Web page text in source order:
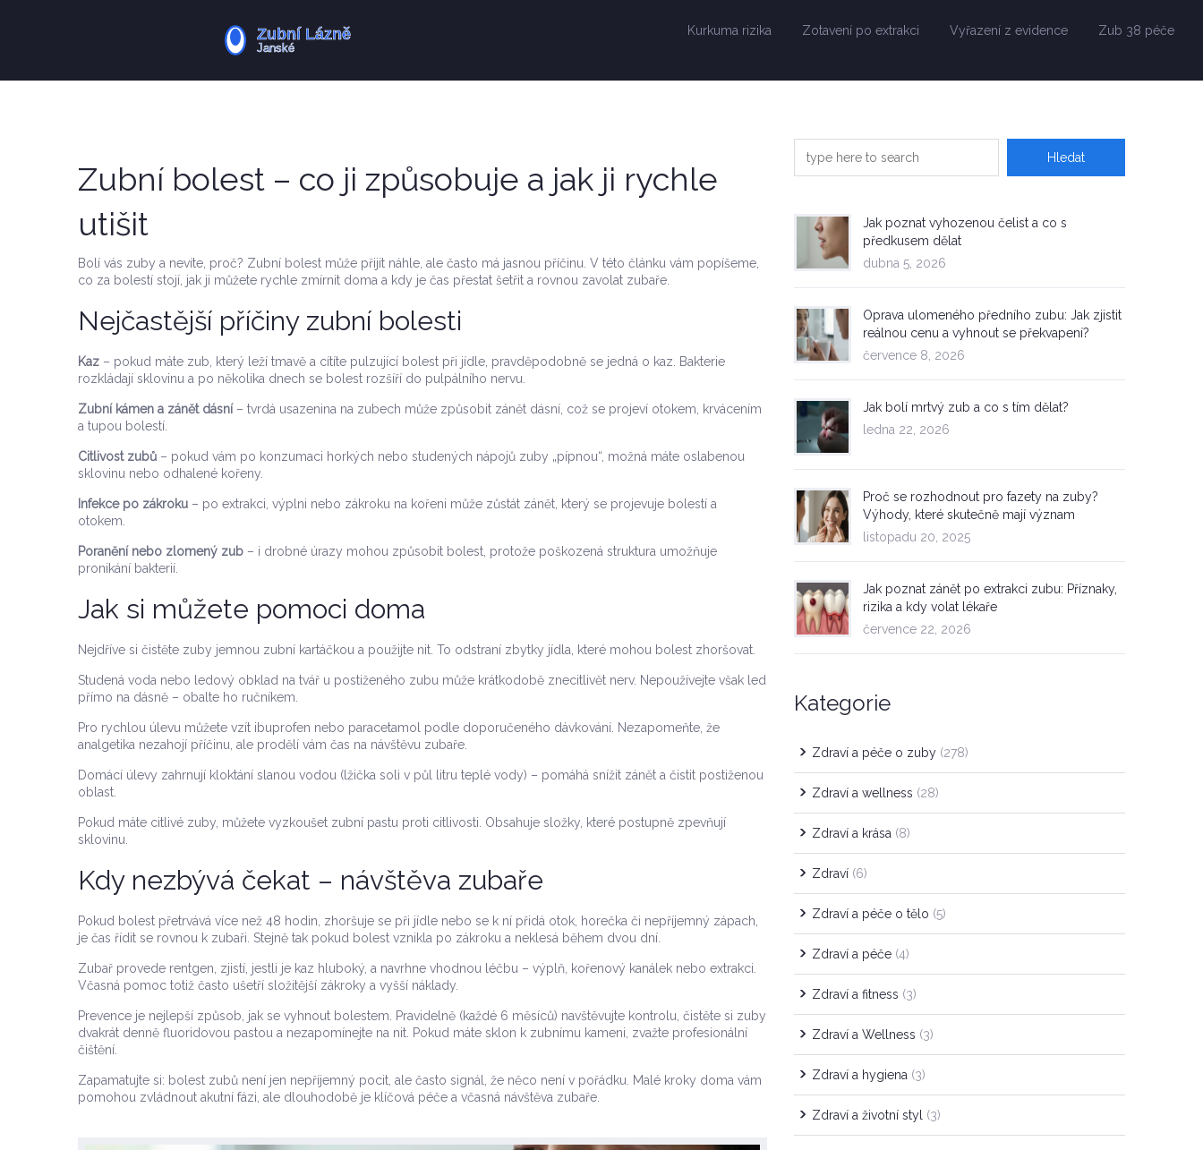
Kurkuma rizika Zotavení po extrakci Vyřazení z evidence Zub 38 péče
Zubní bolest – co ji způsobuje a jak ji rychle
utišit
Bolí vás zuby a nevíte, proč? Zubní bolest může přijít náhle, ale často má jasnou příčinu. V této článku vám popíšeme,
co za bolestí stojí, jak ji můžete rychle zmírnit doma a kdy je čas přestat šetřit a rovnou zavolat zubaře.
Nejčastější příčiny zubní bolesti
Kaz – pokud máte zub, který leží tmavě a cítíte pulzující bolest při jídle, pravděpodobně se jedná o kaz. Bakterie
rozkládají sklovinu a po několika dnech se bolest rozšíří do pulpálního nervu.
Zubní kámen a zánět dásní – tvrdá usazenina na zubech může způsobit zánět dásní, což se projeví otokem, krvácením
a tupou bolestí.
Citlivost zubů – pokud vám po konzumaci horkých nebo studených nápojů zuby „pípnou“, možná máte oslabenou
sklovinu nebo odhalené kořeny.
Infekce po zákroku – po extrakci, výplni nebo zákroku na kořeni může zůstát zánět, který se projevuje bolestí a
otokem.
Poranění nebo zlomený zub – i drobné úrazy mohou způsobit bolest, protože poškozená struktura umožňuje
pronikání bakterií.
Jak si můžete pomoci doma
Nejdříve si čistěte zuby jemnou zubní kartáčkou a použijte nit. To odstraní zbytky jídla, které mohou bolest zhoršovat.
Studená voda nebo ledový obklad na tvář u postiženého zubu může krátkodobě znecitlivět nerv. Nepoužívejte však led
přímo na dásně – obalte ho ručníkem.
Pro rychlou úlevu můžete vzít ibuprofen nebo paracetamol podle doporučeného dávkování. Nezapomeňte, že
analgetika nezahojí příčinu, ale prodělí vám čas na návštěvu zubaře.
Domácí úlevy zahrnují kloktání slanou vodou (lžička soli v půl litru teplé vody) – pomáhá snížit zánět a čistit postiženou
oblast.
Pokud máte citlivé zuby, můžete vyzkoušet zubní pastu proti citlivosti. Obsahuje složky, které postupně zpevňují
sklovinu.
Kdy nezbývá čekat – návštěva zubaře
Pokud bolest přetrvává více než 48 hodin, zhoršuje se při jídle nebo se k ní přidá otok, horečka či nepříjemný zápach,
je čas řídit se rovnou k zubaři. Stejně tak pokud bolest vznikla po zákroku a neklesá během dvou dní.
Zubař provede rentgen, zjistí, jestli je kaz hluboký, a navrhne vhodnou léčbu – výplň, kořenový kanálek nebo extrakci.
Včasná pomoc totiž často ušetří složitější zákroky a vyšší náklady.
Prevence je nejlepší způsob, jak se vyhnout bolestem. Pravidelně (každé 6 měsíců) navštěvujte kontrolu, čistěte si zuby
dvakrát denně fluoridovou pastou a nezapomínejte na nit. Pokud máte sklon k zubnímu kameni, zvažte profesionální
čištění.
Zapamatujte si: bolest zubů není jen nepříjemný pocit, ale často signál, že něco není v pořádku. Malé kroky doma vám
pomohou zvládnout akutní fázi, ale dlouhodobě je klíčová péče a včasná návštěva zubaře.
Jak poznat vyhozenou čelist a co s
předkusem dělat
dubna 5, 2026
Oprava ulomeného předního zubu: Jak zjistit
reálnou cenu a vyhnout se překvapení?
července 8, 2026
Jak bolí mrtvý zub a co s tím dělat?
ledna 22, 2026
Proč se rozhodnout pro fazety na zuby?
Výhody, které skutečně mají význam
listopadu 20, 2025
Jak poznat zánět po extrakci zubu: Příznaky,
rizika a kdy volat lékaře
července 22, 2026
Kategorie
Zdraví a péče o zuby (278)
Zdraví a wellness (28)
Zdraví a krása (8)
Zdraví (6)
Zdraví a péče o tělo (5)
Zdraví a péče (4)
Zdraví a fitness (3)
Zdraví a Wellness (3)
Zdraví a hygiena (3)
Zdraví a životní styl (3)